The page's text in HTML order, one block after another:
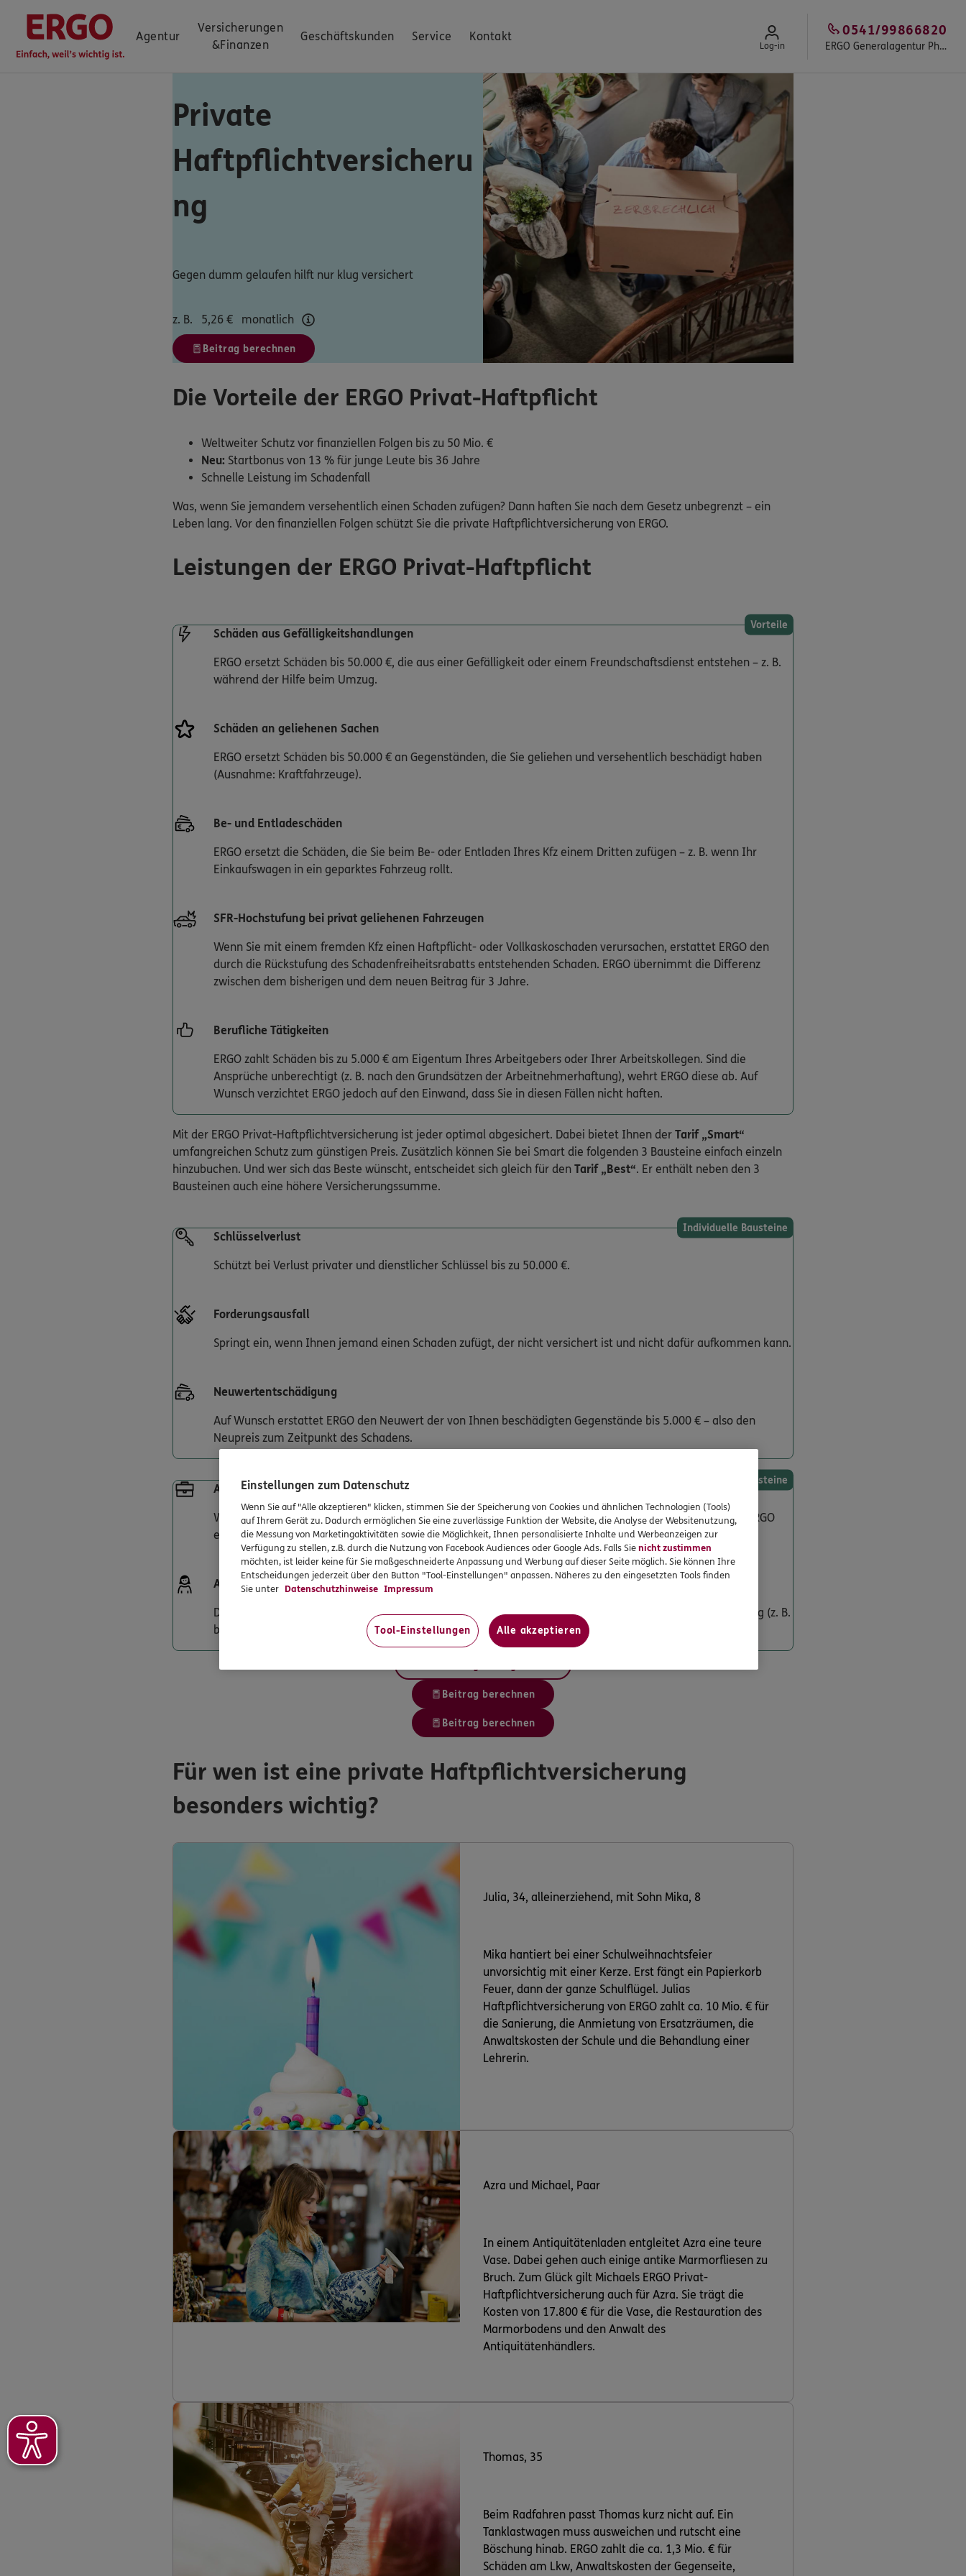
Agentur
Versicherungen
&Finanzen
Geschäftskunden Service Kontakt
Log-in ERGO Generalagentur Philipp Kompa
0541/99866820
Private
Haftpflichtversicheru
ng
Gegen dumm gelaufen hilft nur klug versichert
z. B. 5,26 € monatlich
Beitrag berechnen
Die Vorteile der ERGO Privat-Haftpflicht
Weltweiter Schutz vor finanziellen Folgen bis zu 50 Mio. €
Neu: Startbonus von 13 % für junge Leute bis 36 Jahre
Schnelle Leistung im Schadenfall
Was, wenn Sie jemandem versehentlich einen Schaden zufügen? Dann haften Sie nach dem Gesetz unbegrenzt – ein
Leben lang. Vor den finanziellen Folgen schützt Sie die private Haftpflichtversicherung von ERGO.
Leistungen der ERGO Privat-Haftpflicht
Vorteile
Schäden aus Gefälligkeitshandlungen
ERGO ersetzt Schäden bis 50.000 €, die aus einer Gefälligkeit oder einem Freundschaftsdienst entstehen – z. B.
während der Hilfe beim Umzug.
Schäden an geliehenen Sachen
ERGO ersetzt Schäden bis 50.000 € an Gegenständen, die Sie geliehen und versehentlich beschädigt haben
(Ausnahme: Kraftfahrzeuge).
Be- und Entladeschäden
ERGO ersetzt die Schäden, die Sie beim Be- oder Entladen Ihres Kfz einem Dritten zufügen – z. B. wenn Ihr
Einkaufswagen in ein geparktes Fahrzeug rollt.
SFR-Hochstufung bei privat geliehenen Fahrzeugen
Wenn Sie mit einem fremden Kfz einen Haftpflicht- oder Vollkaskoschaden verursachen, erstattet ERGO den
durch die Rückstufung des Schadenfreiheitsrabatts entstehenden Schaden. ERGO übernimmt die Differenz
zwischen dem bisherigen und dem neuen Beitrag für 3 Jahre.
Berufliche Tätigkeiten
ERGO zahlt Schäden bis zu 5.000 € am Eigentum Ihres Arbeitgebers oder Ihrer Arbeitskollegen. Sind die
Ansprüche unberechtigt (z. B. nach den Grundsätzen der Arbeitnehmerhaftung), wehrt ERGO diese ab. Auf
Wunsch verzichtet ERGO jedoch auf den Einwand, dass Sie in diesen Fällen nicht haften.
Mit der ERGO Privat-Haftpflichtversicherung ist jeder optimal abgesichert. Dabei bietet Ihnen der Tarif „Smart“
umfangreichen Schutz zum günstigen Preis. Zusätzlich können Sie bei Smart die folgenden 3 Bausteine einfach einzeln
hinzubuchen. Und wer sich das Beste wünscht, entscheidet sich gleich für den Tarif „Best“. Er enthält neben den 3
Bausteinen auch eine höhere Versicherungssumme.
Individuelle Bausteine
Schlüsselverlust
Schützt bei Verlust privater und dienstlicher Schlüssel bis zu 50.000 €.
Forderungsausfall
Springt ein, wenn Ihnen jemand einen Schaden zufügt, der nicht versichert ist und nicht dafür aufkommen kann.
Neuwertentschädigung
Auf Wunsch erstattet ERGO den Neuwert der von Ihnen beschädigten Gegenstände bis 5.000 € – also den
Neupreis zum Zeitpunkt des Schadens.
Optionale Bausteine
Amts- und Diensthaftpflicht
Was, wenn Sie als Beamter oder Bediensteter im öffentlichen Dienst jemandem schaden? Dann springt ERGO
ein. Und kümmert sich um mögliche Regressansprüche Ihres Dienstherrn.
Alleinstehende Familienangehörige
Der Angehörige lebt mit Ihnen in einem Haushalt, in einem Pflegeheim oder in einer ähnlichen Einrichtung (z. B.
betreutes Wohnen)? Dann können Sie ihn mitversichern.
Beitrag berechnen
Beitrag berechnen
Für wen ist eine private Haftpflichtversicherung
besonders wichtig?
Julia, 34, alleinerziehend, mit Sohn Mika, 8
Mika hantiert bei einer Schulweihnachtsfeier
unvorsichtig mit einer Kerze. Erst fängt ein Papierkorb
Feuer, dann der ganze Schulflügel. Julias
Haftpflichtversicherung von ERGO zahlt ca. 10 Mio. € für
die Sanierung, die Anmietung von Ersatzräumen, die
Anwaltskosten der Schule und die Behandlung einer
Lehrerin.
Azra und Michael, Paar
In einem Antiquitätenladen entgleitet Azra eine teure
Vase. Dabei gehen auch einige antike Marmorfliesen zu
Bruch. Zum Glück gilt Michaels ERGO Privat-
Haftpflichtversicherung auch für Azra. Sie trägt die
Kosten von 17.800 € für die Vase, die Restauration des
Marmorbodens und den Anwalt des
Antiquitätenhändlers.
Thomas, 35
Beim Radfahren passt Thomas kurz nicht auf. Ein
Tanklastwagen muss ausweichen und rutscht eine
Böschung hinab. ERGO zahlt die ca. 1,3 Mio. € für
Schäden am Lkw, Anwaltskosten der Gegenseite,
Einstellungen zum Datenschutz
Wenn Sie auf "Alle akzeptieren" klicken, stimmen Sie der Speicherung von Cookies und ähnlichen Technologien (Tools)
auf Ihrem Gerät zu. Dadurch ermöglichen Sie eine zuverlässige Funktion der Website, die Analyse der Websitenutzung,
die Messung von Marketingaktivitäten sowie die Möglichkeit, Ihnen personalisierte Inhalte und Werbeanzeigen zur
Verfügung zu stellen, z.B. durch die Nutzung von Facebook Audiences oder Google Ads. Falls Sienicht zustimmen
möchten, ist leider keine für Sie maßgeschneiderte Anpassung und Werbung auf dieser Seite möglich. Sie können Ihre
Entscheidungen jederzeit über den Button "Tool-Einstellungen" anpassen. Näheres zu den eingesetzten Tools finden
Sie unter Datenschutzhinweise Impressum
Tool-Einstellungen Alle akzeptieren